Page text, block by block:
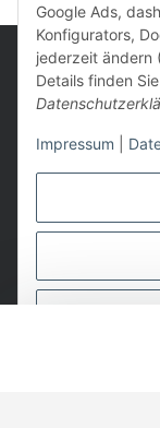
Google Ads,
Konfigurators,
jederzeit ändern
Details finden
Impressum
UVP: Ist die
* Gratis
getroffen, um